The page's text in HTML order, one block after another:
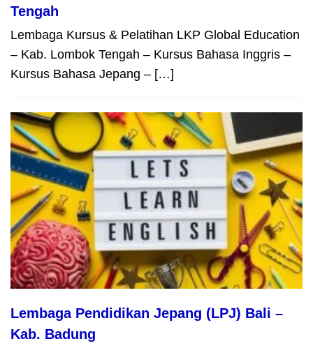
Tengah
Lembaga Kursus & Pelatihan LKP Global Education
– Kab. Lombok Tengah – Kursus Bahasa Inggris –
Kursus Bahasa Jepang – […]
Lembaga Pendidikan Jepang (LPJ) Bali –
Kab. Badung